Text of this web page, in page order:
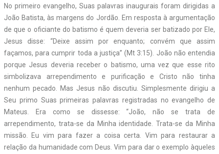
No primeiro evangelho, Suas palavras inaugurais foram dirigidas a
João Batista, às margens do Jordão. Em resposta à argumentação
de que o oficiante do batismo é quem deveria ser batizado por Ele,
Jesus disse: “Deixe assim por enquanto; convém que assim
façamos, para cumprir toda a justiça” (Mt 3:15). João não entendia
porque Jesus deveria receber o batismo, uma vez que esse rito
simbolizava arrependimento e purificação e Cristo não tinha
nenhum pecado. Mas Jesus não discutiu. Simplesmente dirigiu a
Seu primo Suas primeiras palavras registradas no evangelho de
Mateus. Era como se dissesse: “João, não se trata de
arrependimento, trata-se da Minha identidade. Trata-se da Minha
missão. Eu vim para fazer a coisa certa. Vim para restaurar a
relação da humanidade com Deus. Vim para dar o exemplo àqueles